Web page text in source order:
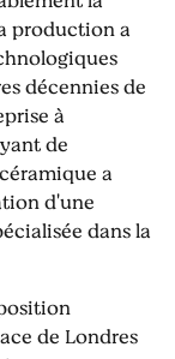
production a
décennies de
à
de
a
d'une
dans la
de Londres